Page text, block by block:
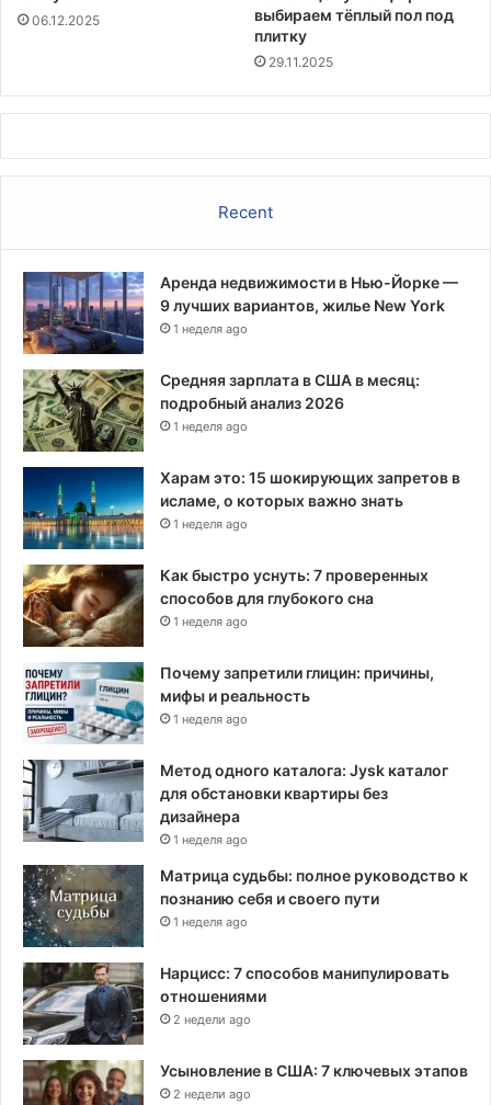
06.12.2025
выбираем тёплый пол под
плитку
29.11.2025
Recent
Аренда недвижимости в Нью-Йорке —
9 лучших вариантов, жилье New York
1 неделя ago
Средняя зарплата в США в месяц:
подробный анализ 2026
1 неделя ago
Харам это: 15 шокирующих запретов в
исламе, о которых важно знать
1 неделя ago
Как быстро уснуть: 7 проверенных
способов для глубокого сна
1 неделя ago
Почему запретили глицин: причины,
мифы и реальность
1 неделя ago
Метод одного каталога: Jysk каталог
для обстановки квартиры без
дизайнера
1 неделя ago
Матрица судьбы: полное руководство к
познанию себя и своего пути
1 неделя ago
Нарцисс: 7 способов манипулировать
отношениями
2 недели ago
Усыновление в США: 7 ключевых этапов
2 недели ago